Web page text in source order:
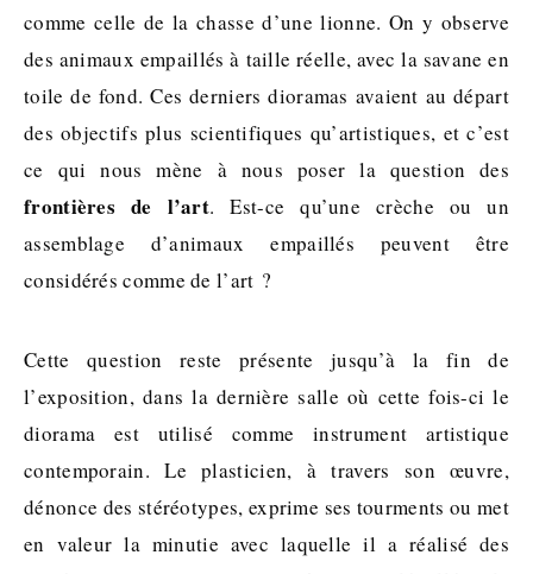
comme celle de la chasse d’une lionne. On y observe
des animaux empaillés à taille réelle, avec la savane en
toile de fond. Ces derniers dioramas avaient au départ
des objectifs plus scientifiques qu’artistiques, et c’est
ce qui nous mène à nous poser la question des
frontières de l’art. Est-ce qu’une crèche ou un
assemblage d’animaux empaillés peuvent être
considérés comme de l’art ?
Cette question reste présente jusqu’à la fin de
l’exposition, dans la dernière salle où cette fois-ci le
diorama est utilisé comme instrument artistique
contemporain. Le plasticien, à travers son œuvre,
dénonce des stéréotypes, exprime ses tourments ou met
en valeur la minutie avec laquelle il a réalisé des